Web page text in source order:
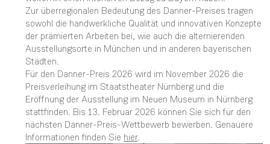
Zur überregionalen Bedeutung des Danner-Preises tragen
sowohl die handwerkliche Qualität und innovativen Konzepte
der prämierten Arbeiten bei, wie auch die alternierenden
Ausstellungsorte in München und in anderen bayerischen
Städten.
Für den Danner-Preis 2026 wird im November 2026 die
Preisverleihung im Staatstheater Nürnberg und die
Eröffnung der Ausstellung im Neuen Museum in Nürnberg
stattfinden. Bis 13. Februar 2026 können Sie sich für den
nächsten Danner-Preis-Wettbewerb bewerben. Genauere
Informationen finden Sie hier.